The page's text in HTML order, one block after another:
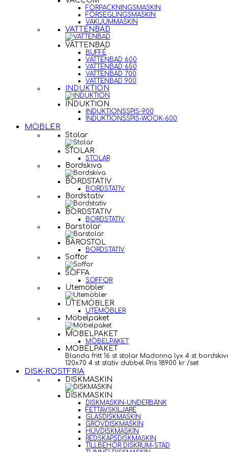
FÖRPACKNINGSMASKIN
FÖRSEGLINGSMASKIN
VAKUUMMASKIN
VATTENBAD
VATTENBAD
BUFFÉ
VATTENBAD 600
VATTENBAD 650
VATTENBAD 700
VATTENBAD 900
INDUKTION
INDUKTION
INDUKTIONSSPIS-900
INDUKTIONSSPIS-WOOK-600
MÖBLER
Stolar
STOLAR
STOLAR
Bordskiva
BORDSTATIV
BORDSTATIV
Bordstativ
BORDSTATIV
BORDSTATIV
Barstolar
BAROSTOL
BORDSTATIV
Soffor
SOFFA
SOFFOR
Utemöbler
UTEMÖBLER
UTEMÖBLER
Möbelpaket
MÖBELPAKET
MÖBELPAKET
MÖBELPAKET
Blanda fritt 16 st stolar Madonna lyx 4 st
120x70 4 st stativ dubbel Pris 18900 kr /set
DISK-ROSTFRIA
DISKMASKIN
DISKMASKIN
DISKMASKIN-UNDERBÄNK
FETTAVSKILJARE
GLASDISKMASKIN
GROVDISKMASKIN
HUVDISKMASKIN
REDSKAPSDISKMASKIN
TILLBEHÖR DISKRUM-STÄD